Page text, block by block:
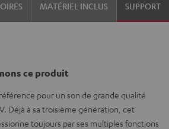
MATÉRIEL INCLUS SUPPORT
ce produit
pour un son de grande qualité
Déjà à sa troisième génération, cet
toujours par ses multiples fonctions